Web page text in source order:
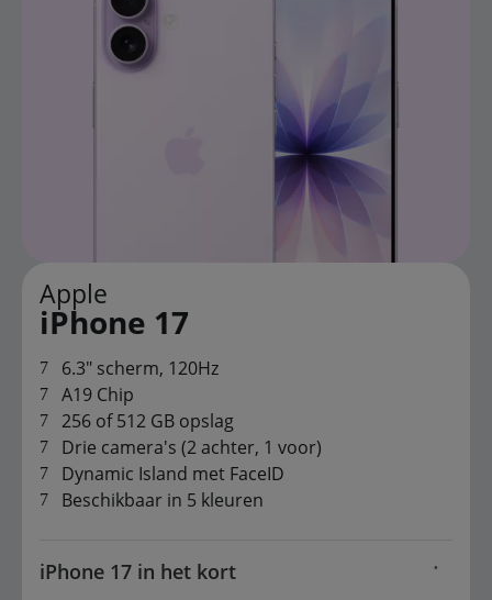
Apple
iPhone 17
6.3" scherm, 120Hz
A19 Chip
256 of 512 GB opslag
Drie camera's (2 achter, 1 voor)
Dynamic Island met FaceID
Beschikbaar in 5 kleuren
iPhone 17 in het kort